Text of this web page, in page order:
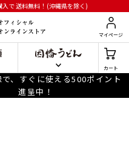
入で送料無料！(沖縄県を除く)
マイページ
カート
、すぐに使える500ポイント
進呈中！